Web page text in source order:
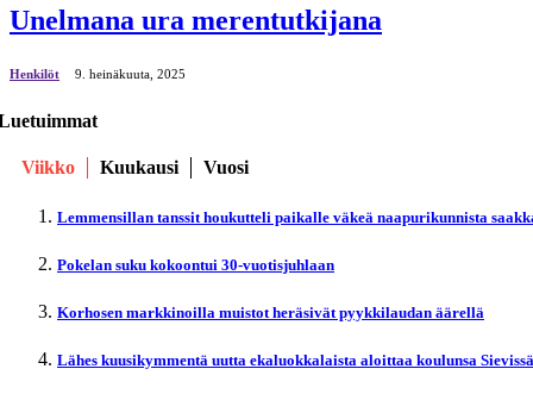
Unelmana ura merentutkijana
Henkilöt 9. heinäkuuta, 2025
Viikko Kuukausi Vuosi
Lemmensillan tanssit houkutteli paikalle väkeä naapurikunnista
Pokelan suku kokoontui 30-vuotisjuhlaan
Korhosen markkinoilla muistot heräsivät pyykkilaudan äärellä
Lähes kuusikymmentä uutta ekaluokkalaista aloittaa koulunsa Sievissä